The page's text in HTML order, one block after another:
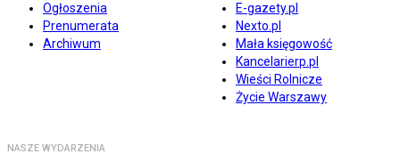
Ogłoszenia
Prenumerata
Archiwum
E-gazety.pl
Nexto.pl
Mała księgowość
Kancelarierp.pl
Wieści Rolnicze
Życie Warszawy
NASZE WYDARZENIA